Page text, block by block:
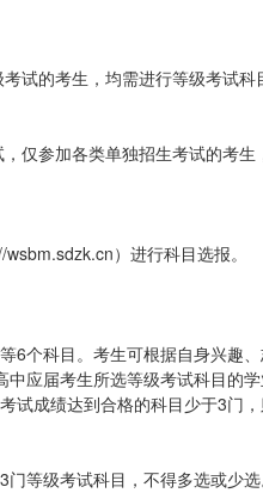
试的考生，均需进行等级考试
仅参加各类单独招生考试的考生
）进行科目选报。
6个科目。考生可根据自身兴趣
应届考生所选等级考试科目的
试成绩达到合格的科目少于3门
等级考试科目，不得多选或少选